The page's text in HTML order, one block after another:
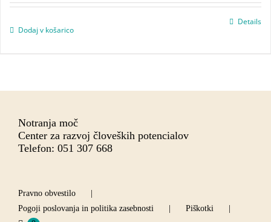
Dodaj v košarico
Details
Notranja moč
Center za razvoj človeških potencialov
Telefon: 051 307 668
Pravno obvestilo
Pogoji poslovanja in politika zasebnosti
Piškotki